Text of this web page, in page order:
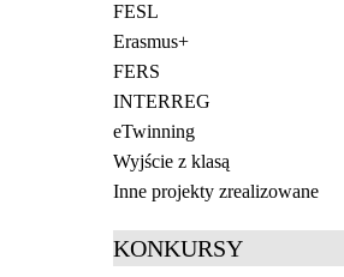
FESL
Erasmus+
FERS
INTERREG
eTwinning
Wyjście z klasą
Inne projekty zrealizowane
KONKURSY